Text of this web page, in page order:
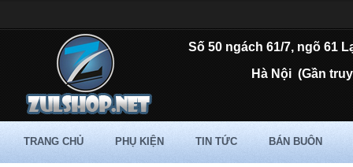
Số 50 ngách 61/7, ngõ 61
Hà Nội (Gần
TRANG CHỦ PHỤ KIỆN TIN TỨC BÁN BUÔN